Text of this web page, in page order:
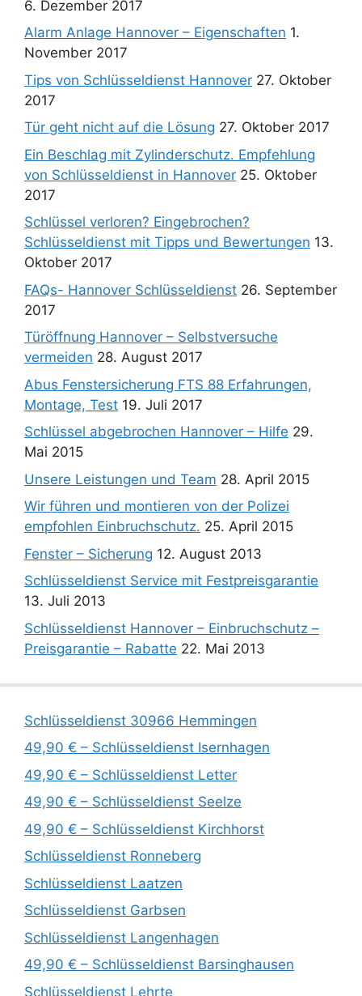
6. Dezember 2017
Alarm Anlage Hannover – Eigenschaften 1.
November 2017
Tips von Schlüsseldienst Hannover 27. Oktober
2017
Tür geht nicht auf die Lösung 27. Oktober 2017
Ein Beschlag mit Zylinderschutz. Empfehlung
von Schlüsseldienst in Hannover 25. Oktober
2017
Schlüssel verloren? Eingebrochen?
Schlüsseldienst mit Tipps und Bewertungen 13.
Oktober 2017
FAQs- Hannover Schlüsseldienst 26. September
2017
Türöffnung Hannover – Selbstversuche
vermeiden 28. August 2017
Abus Fenstersicherung FTS 88 Erfahrungen,
Montage, Test 19. Juli 2017
Schlüssel abgebrochen Hannover – Hilfe 29.
Mai 2015
Unsere Leistungen und Team 28. April 2015
Wir führen und montieren von der Polizei
empfohlen Einbruchschutz. 25. April 2015
Fenster – Sicherung 12. August 2013
Schlüsseldienst Service mit Festpreisgarantie
13. Juli 2013
Schlüsseldienst Hannover – Einbruchschutz –
Preisgarantie – Rabatte 22. Mai 2013
Schlüsseldienst 30966 Hemmingen
49,90 € – Schlüsseldienst Isernhagen
49,90 € – Schlüsseldienst Letter
49,90 € – Schlüsseldienst Seelze
49,90 € – Schlüsseldienst Kirchhorst
Schlüsseldienst Ronneberg
Schlüsseldienst Laatzen
Schlüsseldienst Garbsen
Schlüsseldienst Langenhagen
49,90 € – Schlüsseldienst Barsinghausen
Schlüsseldienst Lehrte